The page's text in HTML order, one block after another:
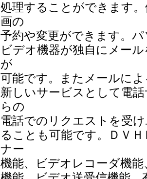
処理することができます
画の
予約や変更ができます。
ビデオ機器が独自にメー
が
可能です。またメールに
新しいサービスとして電
らの
電話でのリクエストを受
ることも可能です。ＤＶ
ナー
機能、ビデオレコーダ機